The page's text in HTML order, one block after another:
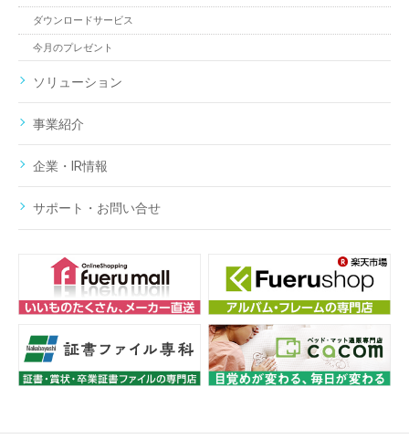
ダウンロードサービス
今月のプレゼント
ソリューション
事業紹介
企業・IR情報
サポート・お問い合せ